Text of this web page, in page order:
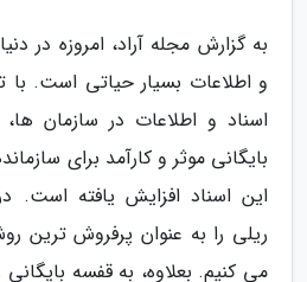
به گزارش مجله آراد، امروزه در
و اطلاعات بسیار حیاتی است.
اسناد و اطلاعات در سازمان
بایگانی موثر و کارآمد برای
این اسناد افزایش یافته است.
ریلی را به عنوان پرفروش ترین
می کنیم. بعلاوه، به قفسه